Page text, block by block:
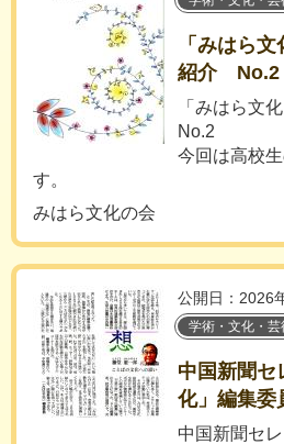
「みはら
紹介 No.2
「みはら文
No.2
今回は高校
す。
みはら文化の会
公開日：2026
学術・文化・
中国新聞セ
化」編集委
中国新聞セ